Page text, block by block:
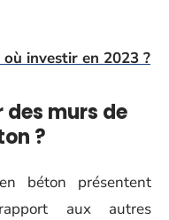
investir en 2023 ?
murs de
?
béton présentent
aux autres